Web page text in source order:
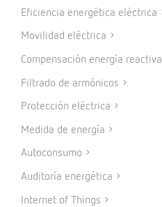
Eficiencia energética eléctrica
Movilidad eléctrica
Compensación energía reactiva
Filtrado de armónicos
Protección eléctrica
Medida de energía
Autoconsumo
Auditoría energética
Internet of Things